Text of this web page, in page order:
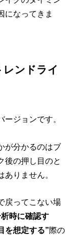
になってきま
ンドライ
ジョンです。
が分かるのはブ
後の押し目のと
りません。
戻ってこない場
時に確認す
を想定する”際の